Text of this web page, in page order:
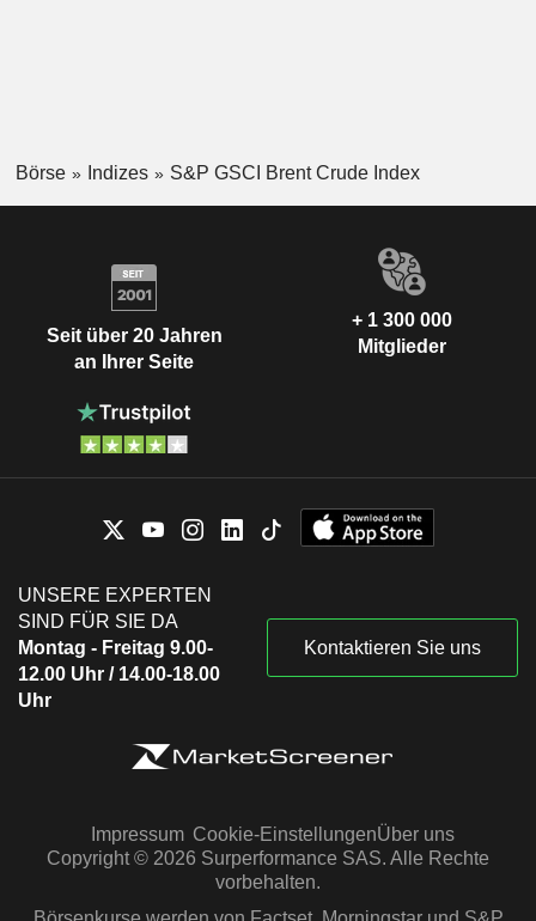
Börse Indizes S&P GSCI Brent Crude Index
Seit über 20 Jahren
an Ihrer Seite
+ 1 300 000
Mitglieder
UNSERE EXPERTEN
SIND FÜR SIE DA
Montag - Freitag 9.00-
12.00 Uhr / 14.00-18.00
Uhr
Kontaktieren Sie uns
Impressum Cookie-EinstellungenÜber uns
Copyright © 2026 Surperformance SAS. Alle Rechte
vorbehalten.